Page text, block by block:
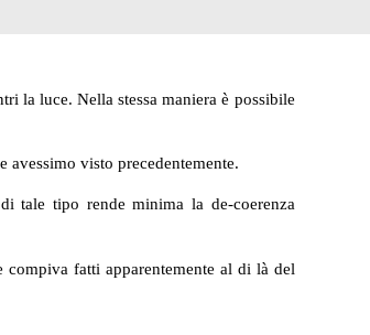
la luce. Nella stessa maniera è possibile
visto precedentemente.
tale tipo rende minima la de-coerenza
fatti apparentemente al di là del